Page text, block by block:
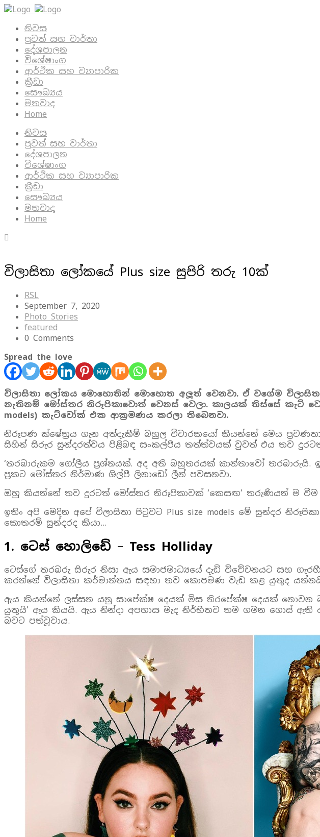
නිවස
පුවත් සහ වාර්තා
දේශපාලන
විශේෂාංග
ආර්ථික සහ ව්‍යාපාරික
ක්‍රීඩා
සෞඛ්‍යය
මතවාද
Home
නිවස
පුවත් සහ වාර්තා
දේශපාලන
විශේෂාංග
ආර්ථික සහ ව්‍යාපාරික
ක්‍රීඩා
සෞඛ්‍යය
මතවාද
Home
විලාසිතා ලෝකයේ Plus size සුපිරි තරු 10ක්
RSL
September 7, 2020
Photo Stories
featured
0 Comments
Spread the love
විලාසිතා ලෝකය මොහොතින් මොහොත අලූත් වෙනවා. ඒ වගේම
නැතිනම් මෝස්තර නිරූපිකාවොත් වෙනස් වෙලා. කාලයක් තිස්සේ කැට්
models) කැට්වෝක් එක ආක‍්‍රමණය කරලා තිබෙනවා.
නිරූපණ ක්ෂේත‍්‍රය ගැන අත්දැකීම් බහුල විචාරකයෝ කියන්නේ මෙය
සිහින් සිරුර සුන්දරත්වය පිළිබඳ සංකල්පීය තත්ත්වයක් වුවත් එය තව
‘තරබාරුකම ගෝලීය ප‍්‍රශ්නයක්. අද අති බහුතරයක් කාන්තාවෝ තරබාරුයි.
ප‍්‍රකට මෝස්තර නිර්මාණ ශිල්පී ලිනාඩෝ ලීන් පවසනවා.
ඔහු කියන්නේ තව දුරටත් මෝස්තර නිරූපිකාවක් ‘කෙසඟ’ තරුණියන් ම
ඉතිං අපි මෙදින අපේ විලාසිතා පිටුවට Plus size models මේ සුන්දර
කොතරම් සුන්දරද කියා…
1. ටෙස් හොලිඩේ – Tess Holliday
ටෙස්ගේ තරබරු සිරුර නිසා ඇය සමාජමාධ්‍යයේ දැඩි විවේචනයට සහ
කරන්නේ විලාසිතා කර්මාන්තය සඳහා තව කොපමණ වැඩ කළ යුතුද
ඇය කියන්නේ ලස්සන යනු සාපේක්ෂ දෙයක් මිස නිරපේ්ක්ෂ දෙයක්
යුතුයි’ ඇය කියයි. ඇය නින්දා අපහාස මැද නිර්භීතව තම ගමන ගොස් ඇති
බවට පත්වූවාය.